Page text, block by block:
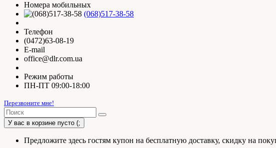
Номера мобильных
(068)517-38-58
Телефон
(0472)63-08-19
E-mail
office@dlr.com.ua
Режим работы
ПН-ПТ 09:00-18:00
Перезвоните мне!
У вас в корзине пусто (;
Предложите здесь гостям купон на бесплатную доставку, скидку на